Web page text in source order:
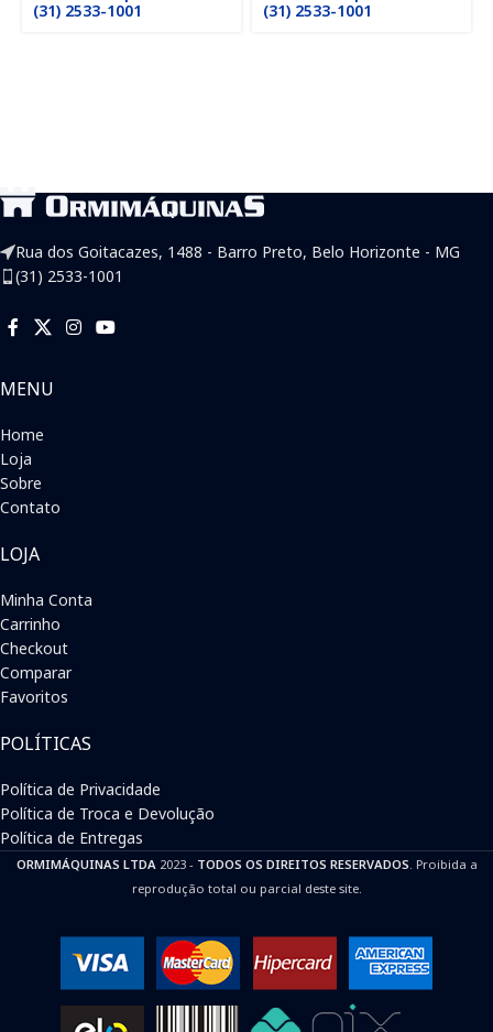
(31) 2533-1001
(31) 2533-1001
Rua dos Goitacazes, 1488 - Barro Preto, Belo Horizonte - MG
(31) 2533-1001
MENU
Home
Loja
Sobre
Contato
LOJA
Minha Conta
Carrinho
Checkout
Comparar
Favoritos
POLÍTICAS
Política de Privacidade
Política de Troca e Devolução
Política de Entregas
ORMIMÁQUINAS LTDA2023 - TODOS OS DIREITOS RESERVADOS. Proibida a
reprodução total ou parcial deste site.